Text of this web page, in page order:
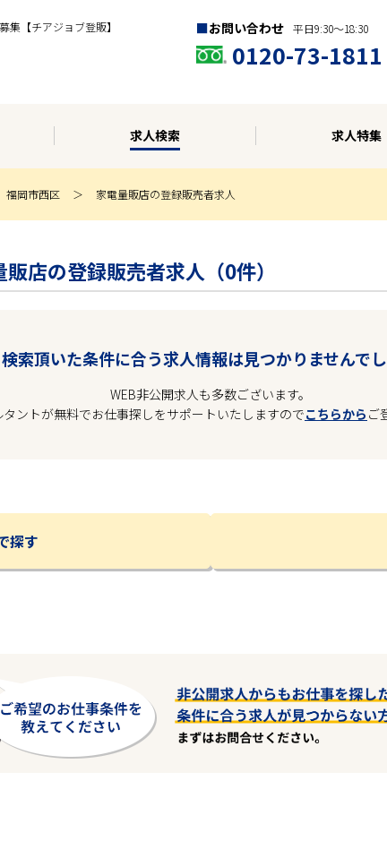
集【チアジョブ登販】 お問い合わせ 平日9:30〜18:30
0120-73-1811
求人検索 求人特集
福岡市西区 家電量販店の登録販売者求人
店の登録販売者求人（0件）
検索頂いた条件に合う求人情報は見つかりませんでし
WEB非公開求人も多数ございます。
タントが無料でお仕事探しをサポートいたしますのでこちらから ご
探す